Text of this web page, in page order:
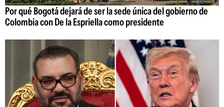
Por qué Bogotá dejará de ser la sede única del gobierno de
Colombia con De la Espriella como presidente